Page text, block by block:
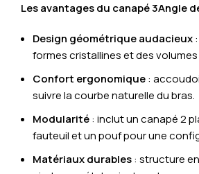
Les avantages du canapé 3Angle
Design géométrique audacieux
formes cristallines et des
Confort ergonomique:
suivre la courbe naturelle du bras.
Modularité: inclut un canapé 2
fauteuil et un pouf pour une
Matériaux durables: structure